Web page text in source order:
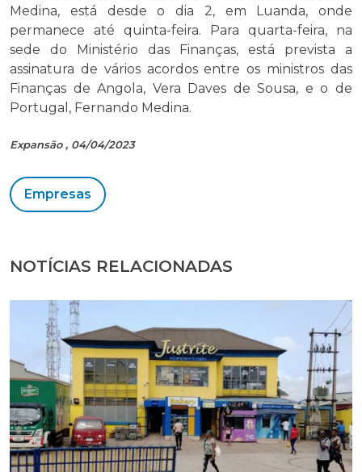
Medina, está desde o dia 2, em Luanda, onde
permanece até quinta-feira. Para quarta-feira, na
sede do Ministério das Finanças, está prevista a
assinatura de vários acordos entre os ministros das
Finanças de Angola, Vera Daves de Sousa, e o de
Portugal, Fernando Medina.
Expansão , 04/04/2023
Empresas
NOTÍCIAS RELACIONADAS